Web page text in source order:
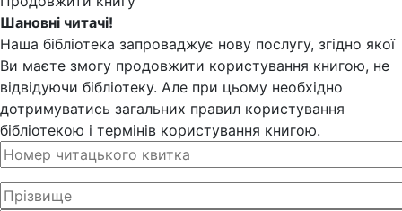
Шановні читачі!
Наша бібліотека запроваджує нову послугу, згідно якої
Ви маєте змогу продовжити користування книгою, не
відвідуючи бібліотеку. Але при цьому необхідно
дотримуватись загальних правил користування
бібліотекою і термінів користування книгою.